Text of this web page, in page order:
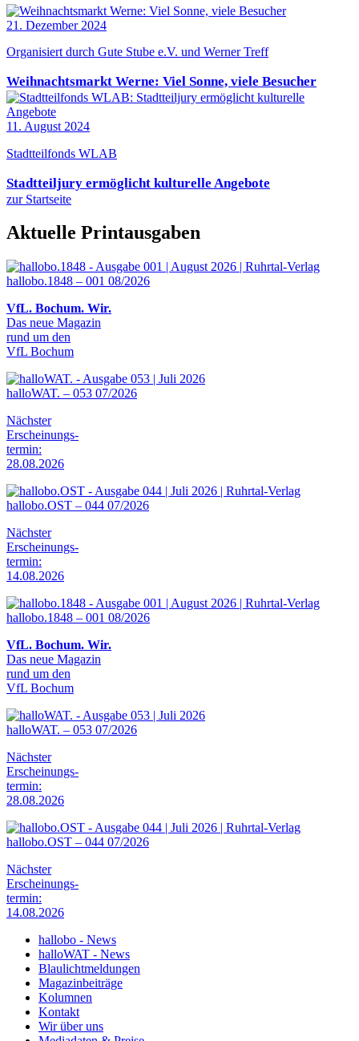
21. Dezember 2024
Organisiert durch Gute Stube e.V. und Werner Treff
Weihnachtsmarkt Werne: Viel Sonne, viele Besucher
11. August 2024
Stadtteilfonds WLAB
Stadtteiljury ermöglicht kulturelle Angebote
zur Startseite
Aktuelle Printausgaben
hallobo.1848 – 001 08/2026
VfL. Bochum. Wir.
Das neue Magazin
rund um den
VfL Bochum
halloWAT. – 053 07/2026
Nächster
Erscheinungs-
termin:
28.08.2026
hallobo.OST – 044 07/2026
Nächster
Erscheinungs-
termin:
14.08.2026
hallobo.1848 – 001 08/2026
VfL. Bochum. Wir.
Das neue Magazin
rund um den
VfL Bochum
halloWAT. – 053 07/2026
Nächster
Erscheinungs-
termin:
28.08.2026
hallobo.OST – 044 07/2026
Nächster
Erscheinungs-
termin:
14.08.2026
hallobo - News
halloWAT - News
Blaulichtmeldungen
Magazinbeiträge
Kolumnen
Kontakt
Wir über uns